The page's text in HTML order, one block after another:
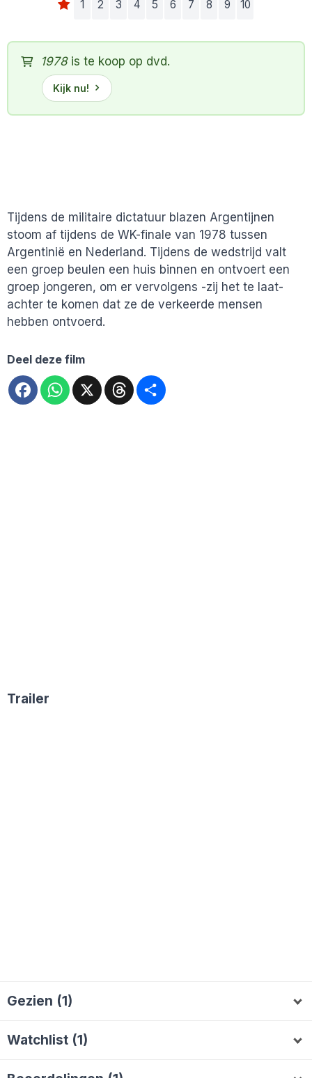
1 2 3 4 5 6 7 8 9 10
1978is te koop op dvd.
Kijk nu!
Tijdens de militaire dictatuur blazen Argentijnen
stoom af tijdens de WK-finale van 1978 tussen
Argentinië en Nederland. Tijdens de wedstrijd valt
een groep beulen een huis binnen en ontvoert een
groep jongeren, om er vervolgens -zij het te laat-
achter te komen dat ze de verkeerde mensen
hebben ontvoerd.
Deel deze film
FacebookWhatsApp
X Threads
Trailer
Gezien (1)
Watchlist (1)